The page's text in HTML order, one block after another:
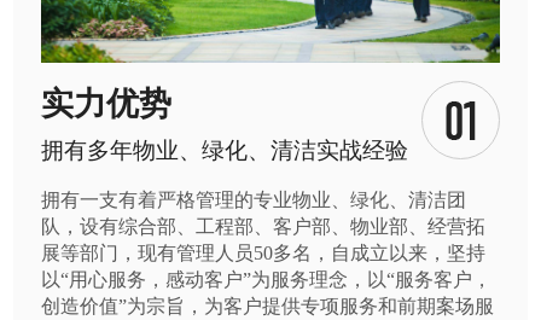
实力优势
拥有多年物业、绿化、清洁实战经验
拥有一支有着严格管理的专业物业、绿化、清洁团
队，设有综合部、工程部、客户部、物业部、经营拓
展等部门，现有管理人员50多名，自成立以来，坚持
以“用心服务，感动客户”为服务理念，以“服务客户，
创造价值”为宗旨，为客户提供专项服务和前期案场服